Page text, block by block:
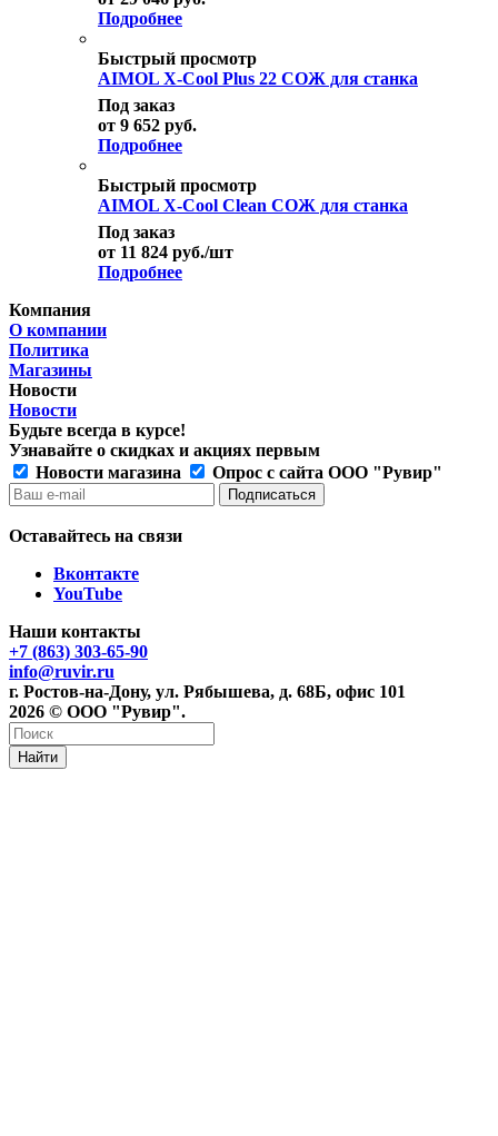
Подробнее
Быстрый просмотр
AIMOL X-Cool Plus 22 СОЖ для станка
Под заказ
от 9 652 руб.
Подробнее
Быстрый просмотр
AIMOL X-Cool Clean СОЖ для станка
Под заказ
от 11 824 руб./шт
Подробнее
Компания
О компании
Политика
Магазины
Новости
Новости
Будьте всегда в курсе!
Узнавайте о скидках и акциях первым
Новости магазина
Опрос с сайта ООО "Рувир"
Оставайтесь на связи
Вконтакте
YouTube
Наши контакты
+7 (863) 303-65-90
info@ruvir.ru
г. Ростов-на-Дону, ул. Рябышева, д. 68Б, офис 101
2026 © ООО "Рувир".
Найти